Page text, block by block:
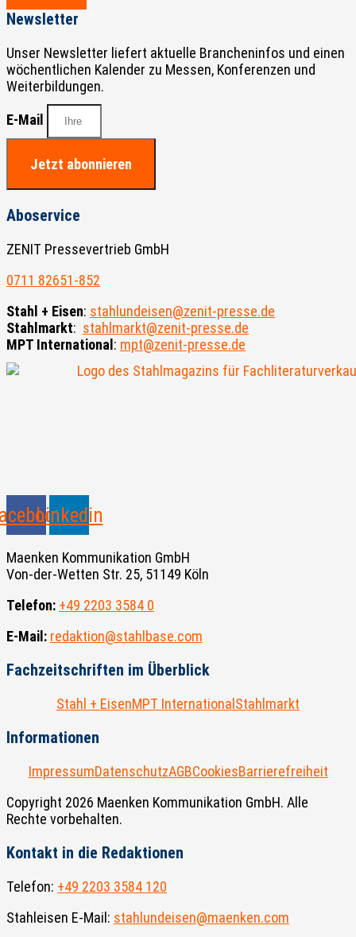
Newsletter
Unser Newsletter liefert aktuelle Brancheninfos und einen
wöchentlichen Kalender zu Messen, Konferenzen und
Weiterbildungen.
E-Mail
Jetzt abonnieren
Aboservice
ZENIT Pressevertrieb GmbH
0711 82651-852
Stahl + Eisen: stahlundeisen@zenit-presse.de
Stahlmarkt: stahlmarkt@zenit-presse.de
MPT International : mpt@zenit-presse.de
Linkedin
Maenken Kommunikation GmbH
Von-der-Wetten Str. 25, 51149 Köln
Telefon: +49 2203 3584 0
E-Mail: redaktion@stahlbase.com
Fachzeitschriften im Überblick
Stahl + EisenMPT International Stahlmarkt
Informationen
ImpressumDatenschutzAGBCookiesBarrierefreiheit
Copyright 2026 Maenken Kommunikation GmbH. Alle
Rechte vorbehalten.
Kontakt in die Redaktionen
Telefon: +49 2203 3584 120
Stahleisen E-Mail: stahlundeisen@maenken.com